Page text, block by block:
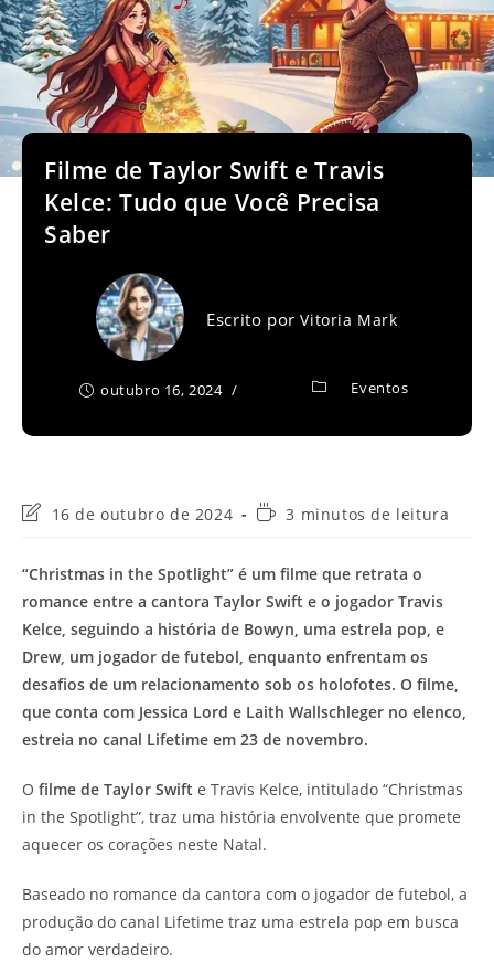
Filme de Taylor Swift e Travis
Kelce: Tudo que Você Precisa
Saber
Escrito porVitoria Mark
outubro 16, 2024 Eventos
Última
post:
16 de outubro de 2024
Tempo3 minutos de leitura
“Christmas in the Spotlight” é um filme que retrata o
romance entre a cantora Taylor Swift e o jogador Travis
Kelce, seguindo a história de Bowyn, uma estrela pop, e
Drew, um jogador de futebol, enquanto enfrentam os
desafios de um relacionamento sob os holofotes. O filme,
que conta com Jessica Lord e Laith Wallschleger no elenco,
estreia no canal Lifetime em 23 de novembro.
O filme de Taylor Swift e Travis Kelce, intitulado “Christmas
in the Spotlight”, traz uma história envolvente que promete
aquecer os corações neste Natal.
Baseado no romance da cantora com o jogador de futebol, a
produção do canal Lifetime traz uma estrela pop em busca
do amor verdadeiro.